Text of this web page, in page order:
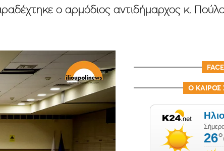
ο αρμόδιος αντιδήμαρχος κ.
Ο